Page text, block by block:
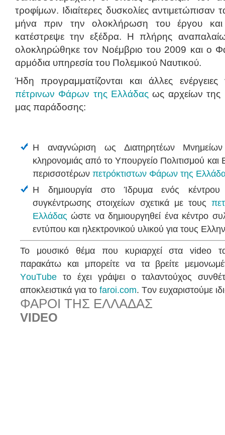
τροφίμων. Ιδιαίτερες δυσκολίες
μήνα πριν την ολοκλήρωση του έργου
κατέστρεψε την εξέδρα. Η πλήρης
ολοκληρώθηκε τον Νοέμβριο του 2009 και ο
αρμόδια υπηρεσία του Πολεμικού Ναυτικού.
Ήδη προγραμματίζονται και άλλες
πέτρινων Φάρων της Ελλάδας ως αρχείων της
μας παράδοσης:
Η αναγνώριση ως Διατηρητέων Μνημείων
κληρονομιάς από το Υπουργείο Πολιτισμού
περισσοτέρων πετρόκτιστων Φάρων της
Η δημιουργία στο Ίδρυμα ενός κέντρου
συγκέντρωσης στοιχείων σχετικά με τους
Ελλάδας ώστε να δημιουργηθεί ένα κέντρο
εντύπου και ηλεκτρονικού υλικού για τους
Το μουσικό θέμα που κυριαρχεί στα video τα
παρακάτω και μπορείτε να τα βρείτε
ΥouΤube το έχει γράψει ο ταλαντούχος
αποκλειστικά για το faroi.com. Tον ευχαριστούμε
ΦΑΡΟΙ ΤΗΣ ΕΛΛΑΔΑΣ
VIDEO